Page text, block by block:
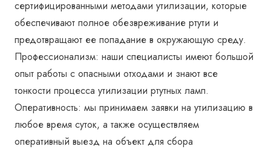
сертифицированными методами утилизации, которые
обеспечивают полное обезвреживание ртути и
предотвращают ее попадание в окружающую среду.
Профессионализм: наши специалисты имеют большой
опыт работы с опасными отходами и знают все
тонкости процесса утилизации ртутных ламп.
Оперативность: мы принимаем заявки на утилизацию в
любое время суток, а также осуществляем
оперативный выезд на объект для сбора